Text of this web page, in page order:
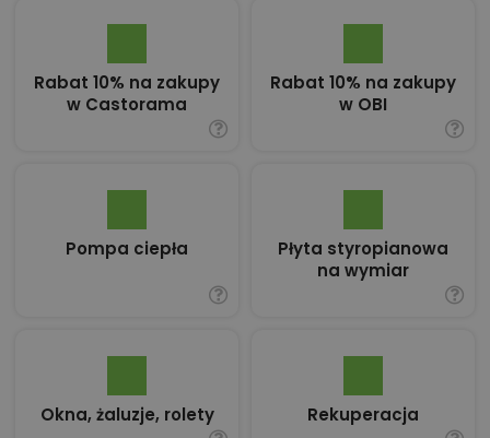
Rabat 10% na zakupy
w Castorama
Rabat 10% na zakupy
w OBI
Pompa ciepła
Płyta styropianowa
na wymiar
Okna, żaluzje, rolety Rekuperacja